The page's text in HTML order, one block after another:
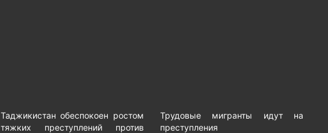
Таджикистан обеспокоен ростом
тяжких преступлений против
Трудовые мигранты идут на
преступления